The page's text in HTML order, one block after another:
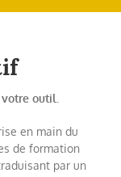
outil.
en main du
de formation
par un